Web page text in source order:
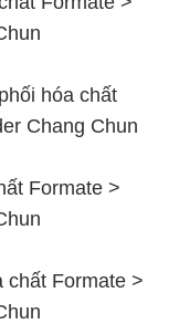
hóa chất
Chang Chun
Formate >
chất Formate >